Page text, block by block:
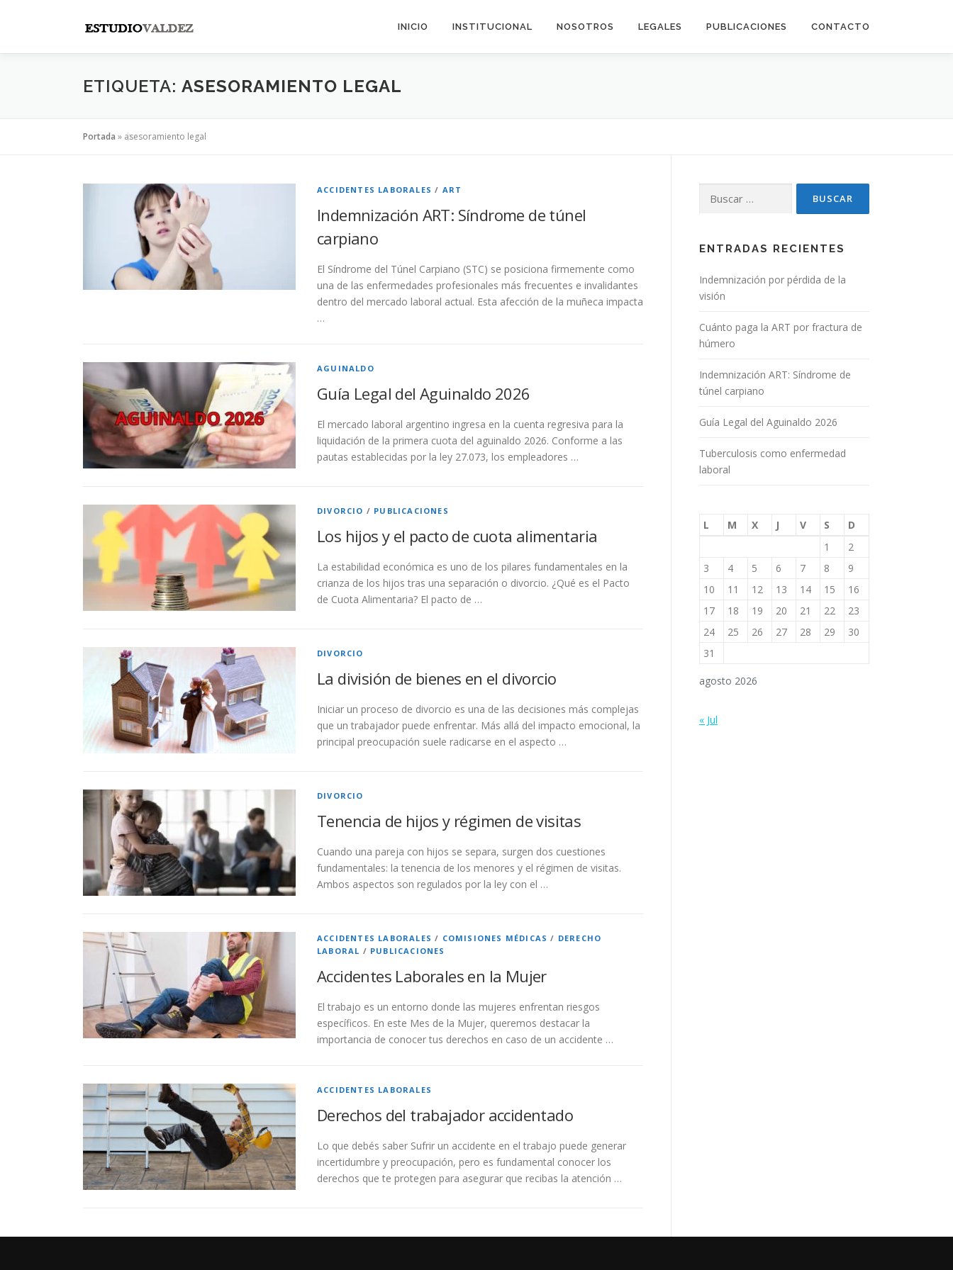
INICIO INSTITUCIONAL NOSOTROS LEGALES PUBLICACIONES CONTACTO
ETIQUETA: ASESORAMIENTO LEGAL
Portada » asesoramiento legal
ACCIDENTES LABORALES / ART
Indemnización ART: Síndrome de túnel
carpiano
El Síndrome del Túnel Carpiano (STC) se posiciona firmemente como
una de las enfermedades profesionales más frecuentes e invalidantes
dentro del mercado laboral actual. Esta afección de la muñeca impacta
…
AGUINALDO
Guía Legal del Aguinaldo 2026
El mercado laboral argentino ingresa en la cuenta regresiva para la
liquidación de la primera cuota del aguinaldo 2026. Conforme a las
pautas establecidas por la ley 27.073, los empleadores …
DIVORCIO / PUBLICACIONES
Los hijos y el pacto de cuota alimentaria
La estabilidad económica es uno de los pilares fundamentales en la
crianza de los hijos tras una separación o divorcio. ¿Qué es el Pacto
de Cuota Alimentaria? El pacto de …
DIVORCIO
La división de bienes en el divorcio
Iniciar un proceso de divorcio es una de las decisiones más complejas
que un trabajador puede enfrentar. Más allá del impacto emocional, la
principal preocupación suele radicarse en el aspecto …
DIVORCIO
Tenencia de hijos y régimen de visitas
Cuando una pareja con hijos se separa, surgen dos cuestiones
fundamentales: la tenencia de los menores y el régimen de visitas.
Ambos aspectos son regulados por la ley con el …
ACCIDENTES LABORALES / COMISIONES MÉDICAS / DERECHO
LABORAL / PUBLICACIONES
Accidentes Laborales en la Mujer
El trabajo es un entorno donde las mujeres enfrentan riesgos
específicos. En este Mes de la Mujer, queremos destacar la
importancia de conocer tus derechos en caso de un accidente …
ACCIDENTES LABORALES
Derechos del trabajador accidentado
Lo que debés saber Sufrir un accidente en el trabajo puede generar
incertidumbre y preocupación, pero es fundamental conocer los
derechos que te protegen para asegurar que recibas la atención …
ENTRADAS RECIENTES
Indemnización por pérdida de la
visión
Cuánto paga la ART por fractura de
húmero
Indemnización ART: Síndrome de
túnel carpiano
Guía Legal del Aguinaldo 2026
Tuberculosis como enfermedad
laboral
agosto 2026
L M X J V S
D
1
2
3
4 5 6 7 8
9
10
11 12 13 14 15
16
17
18 19 20 21 22
23
24
25 26 27 28 29
30
31
« Jul